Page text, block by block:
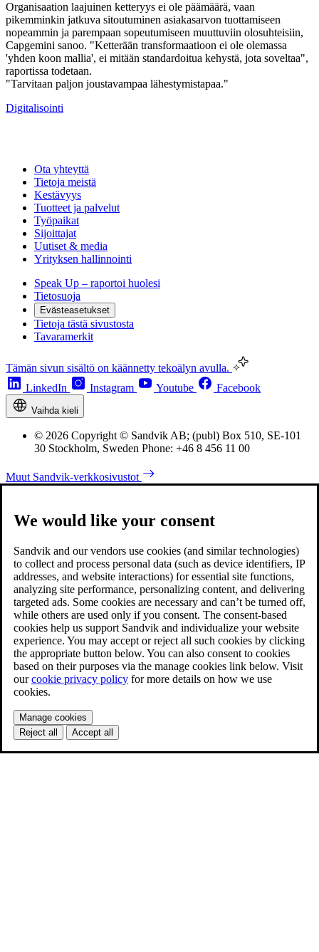
Organisaation laajuinen ketteryys ei ole päämäärä, vaan
pikemminkin jatkuva sitoutuminen asiakasarvon tuottamiseen
nopeammin ja parempaan sopeutumiseen muuttuviin olosuhteisiin,
Capgemini sanoo. "Ketterään transformaatioon ei ole olemassa
'yhden koon mallia', ei mitään standardoitua kehystä, jota soveltaa",
raportissa todetaan.
"Tarvitaan paljon joustavampaa lähestymistapaa."
Digitalisointi
Ota yhteyttä
Tietoja meistä
Kestävyys
Tuotteet ja palvelut
Työpaikat
Sijoittajat
Uutiset & media
Yrityksen hallinnointi
Speak Up – raportoi huolesi
Tietosuoja
Evästeasetukset
Tietoja tästä sivustosta
Tavaramerkit
Tämän sivun sisältö on käännetty tekoälyn avulla.
LinkedIn
Instagram Youtube Facebook
Vaihda kieli
© 2026 Copyright © Sandvik AB; (publ) Box 510, SE-101
30 Stockholm, Sweden Phone: +46 8 456 11 00
Muut Sandvik-verkkosivustot
We would like your consent
Sandvik and our vendors use cookies (and similar technologies)
to collect and process personal data (such as device identifiers, IP
addresses, and website interactions) for essential site functions,
analyzing site performance, personalizing content, and delivering
targeted ads. Some cookies are necessary and can’t be turned off,
while others are used only if you consent. The consent-based
cookies help us support Sandvik and individualize your website
experience. You may accept or reject all such cookies by clicking
the appropriate button below. You can also consent to cookies
based on their purposes via the manage cookies link below. Visit
ourcookie privacy policy for more details on how we use
cookies.
Manage cookies
Reject all
Accept all